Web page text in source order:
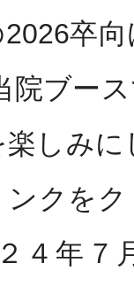
卒
院ブー
しみ
ンクを
４年７